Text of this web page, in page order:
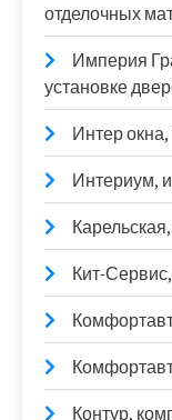
отделочных
Империя
установке
Интер
Интериум,
Кит-
Контур,